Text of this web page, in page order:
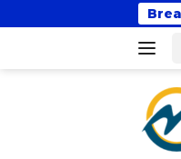
ke
“Kabur Aja